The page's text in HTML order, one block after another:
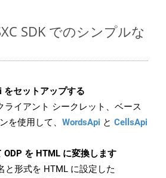
SDK でのシンプルな
をセットアップする
ライアント シークレット、ベース
を使用して、 WordsApi と CellsApi
ODP を HTML に変換します
と形式を HTML に設定した